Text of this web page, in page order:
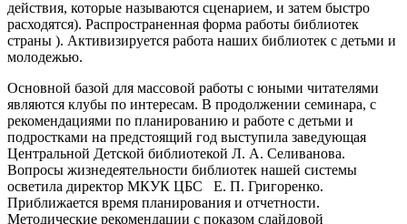
действия, которые называются сценарием, и затем быстро
расходятся). Распространенная форма работы библиотек
страны ). Активизируется работа наших библиотек с детьми и
молодежью.
Основной базой для массовой работы с юными читателями
являются клубы по интересам. В продолжении семинара, с
рекомендациями по планированию и работе с детьми и
подростками на предстоящий год выступила заведующая
Центральной Детской библиотекой Л. А. Селиванова.
Вопросы жизнедеятельности библиотек нашей системы
осветила директор МКУК ЦБС Е. П. Григоренко.
Приближается время планирования и отчетности.
Методические рекомендации с показом слайдовой